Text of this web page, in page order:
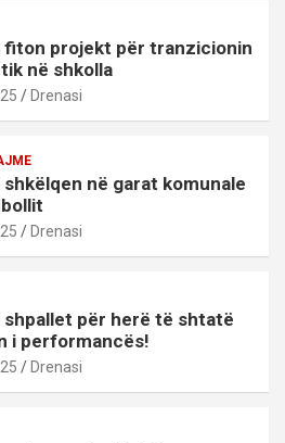
fiton projekt për tranzicionin
në shkolla
Drenasi
shkëlqen në garat komunale
Drenasi
shpallet për herë të shtatë
i performancës!
Drenasi